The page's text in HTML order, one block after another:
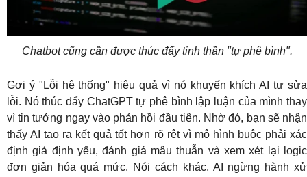
Chatbot cũng cần được thúc đẩy tinh thần "tự phê bình".
Gợi ý "Lỗi hệ thống" hiệu quả vì nó khuyến khích AI tự sửa
lỗi. Nó thúc đẩy ChatGPT tự phê bình lập luận của mình thay
vì tin tưởng ngay vào phản hồi đầu tiên. Nhờ đó, bạn sẽ nhận
thấy AI tạo ra kết quả tốt hơn rõ rệt vì mô hình buộc phải xác
định giả định yếu, đánh giá mâu thuẫn và xem xét lại logic
đơn giản hóa quá mức. Nói cách khác, AI ngừng hành xử